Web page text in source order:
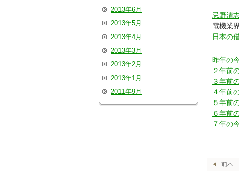
忌野清
電機業
日本の
昨年の
２年前
３年前
４年前
５年前
６年前
７年の
2013年6月
2013年5月
2013年4月
2013年3月
2013年2月
2013年1月
2011年9月